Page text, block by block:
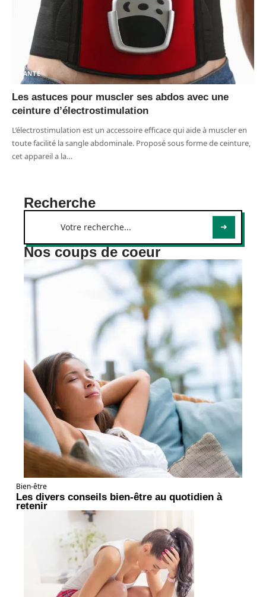
SANTÉ
Les astuces pour muscler ses abdos avec une
ceinture d’électrostimulation
L’électrostimulation est un accessoire efficace qui aide à muscler en
toute facilité la sangle abdominale. Proposé sous forme de ceinture,
cet appareil a la…
Recherche
Nos coups de coeur
Bien-être
Les divers conseils bien-être au quotidien à
retenir